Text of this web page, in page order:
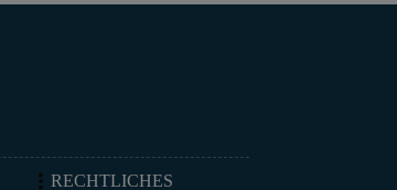
RECHTLICHES